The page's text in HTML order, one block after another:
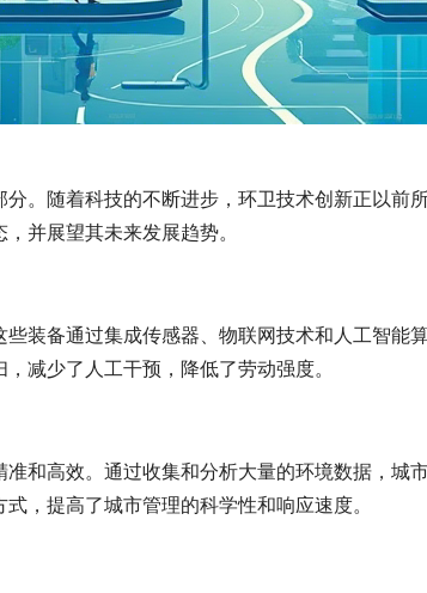
。随着科技的不断进步，环卫技术创新正以前
并展望其未来发展趋势。
装备通过集成传感器、物联网技术和人工智能
减少了人工干预，降低了劳动强度。
和高效。通过收集和分析大量的环境数据，城
，提高了城市管理的科学性和响应速度。